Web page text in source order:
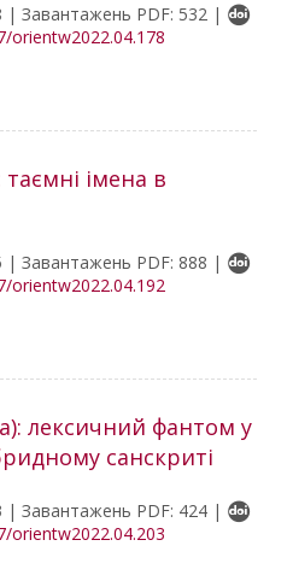
| Завантажень PDF: 532 |
orientw2022.04.178
таємні імена в
| Завантажень PDF: 888 |
orientw2022.04.192
лексичний фантом у
санскриті
| Завантажень PDF: 424 |
orientw2022.04.203